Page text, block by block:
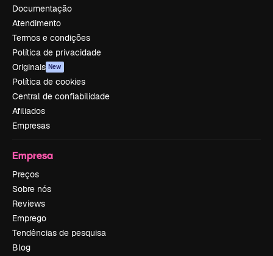
Documentação
Atendimento
Termos e condições
Política de privacidade
Originais New
Política de cookies
Central de confiabilidade
Afiliados
Empresas
Empresa
Preços
Sobre nós
Reviews
Emprego
Tendências de pesquisa
Blog